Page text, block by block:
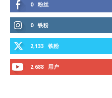
0 粉丝
0 铁粉
2,133 铁粉
2,688 用户